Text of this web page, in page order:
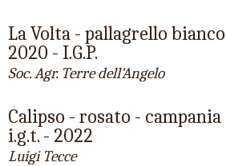
La Volta - pallagrello bianco
2020 - I.G.P.
Soc. Agr. Terre dell'Angelo
Calipso - rosato - campania
i.g.t. - 2022
Luigi Tecce